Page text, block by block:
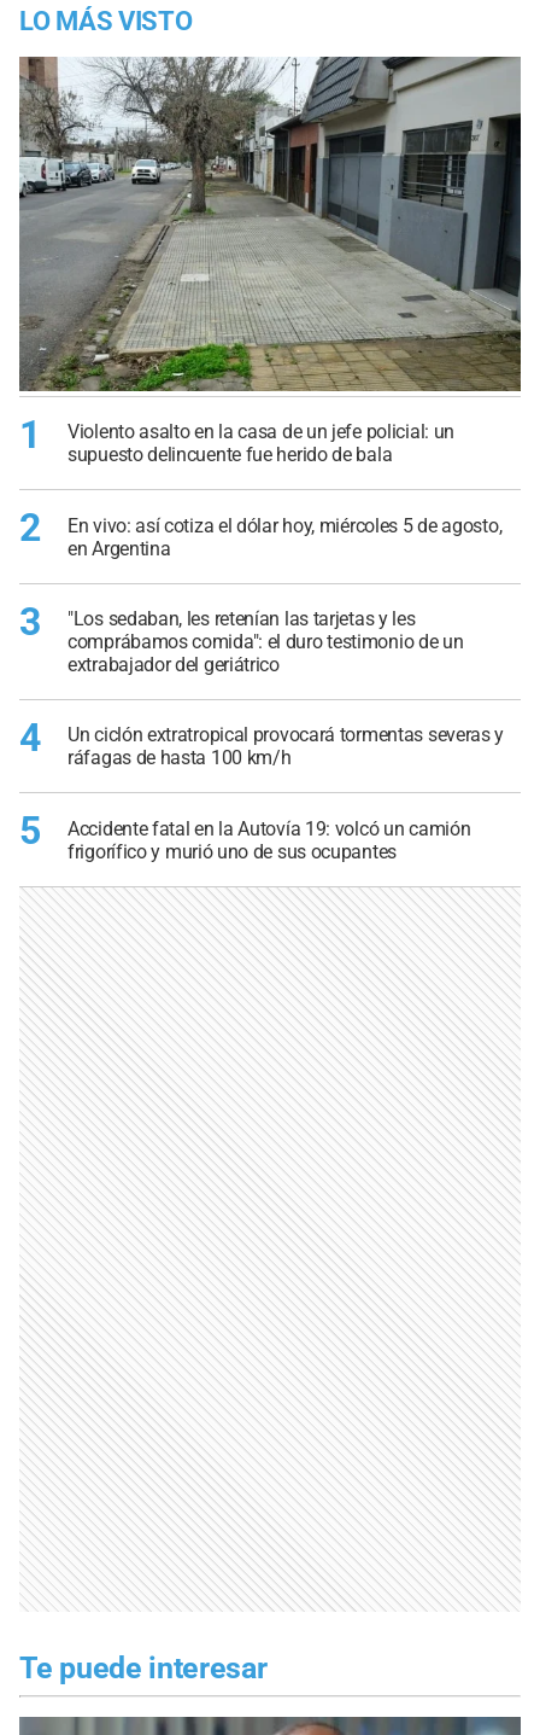
LO MÁS VISTO
1
Violento asalto en la casa de un jefe policial: un
supuesto delincuente fue herido de bala
2
En vivo: así cotiza el dólar hoy, miércoles 5 de agosto,
en Argentina
3
"Los sedaban, les retenían las tarjetas y les
comprábamos comida": el duro testimonio de un
extrabajador del geriátrico
4
Un ciclón extratropical provocará tormentas severas y
ráfagas de hasta 100 km/h
5
Accidente fatal en la Autovía 19: volcó un camión
frigorífico y murió uno de sus ocupantes
Te puede interesar